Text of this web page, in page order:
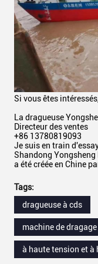
Si vous êtes
La dragueuse
Directeur des ventes
+86 13780819093
Je suis en train
Shandong
a été créée en Chine
Tags:
dragueuse à cds
machine de
à haute tension et à